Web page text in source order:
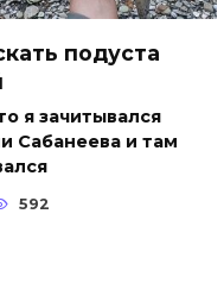
подуста
я зачитывался
Сабанеева и там
592